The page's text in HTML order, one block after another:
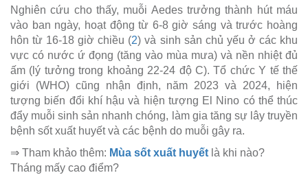
Nghiên cứu cho thấy, muỗi Aedes trưởng thành hút máu
vào ban ngày, hoạt động từ 6-8 giờ sáng và trước hoàng
hôn từ 16-18 giờ chiều (2) và sinh sản chủ yếu ở các khu
vực có nước ứ đọng (tăng vào mùa mưa) và nền nhiệt đủ
ấm (lý tưởng trong khoảng 22-24 độ C). Tổ chức Y tế thế
giới (WHO) cũng nhận định, năm 2023 và 2024, hiện
tượng biến đổi khí hậu và hiện tượng El Nino có thể thúc
đẩy muỗi sinh sản nhanh chóng, làm gia tăng sự lây truyền
bệnh sốt xuất huyết và các bệnh do muỗi gây ra.
⇒ Tham khảo thêm: Mùa sốt xuất huyết là khi nào?
Tháng mấy cao điểm?